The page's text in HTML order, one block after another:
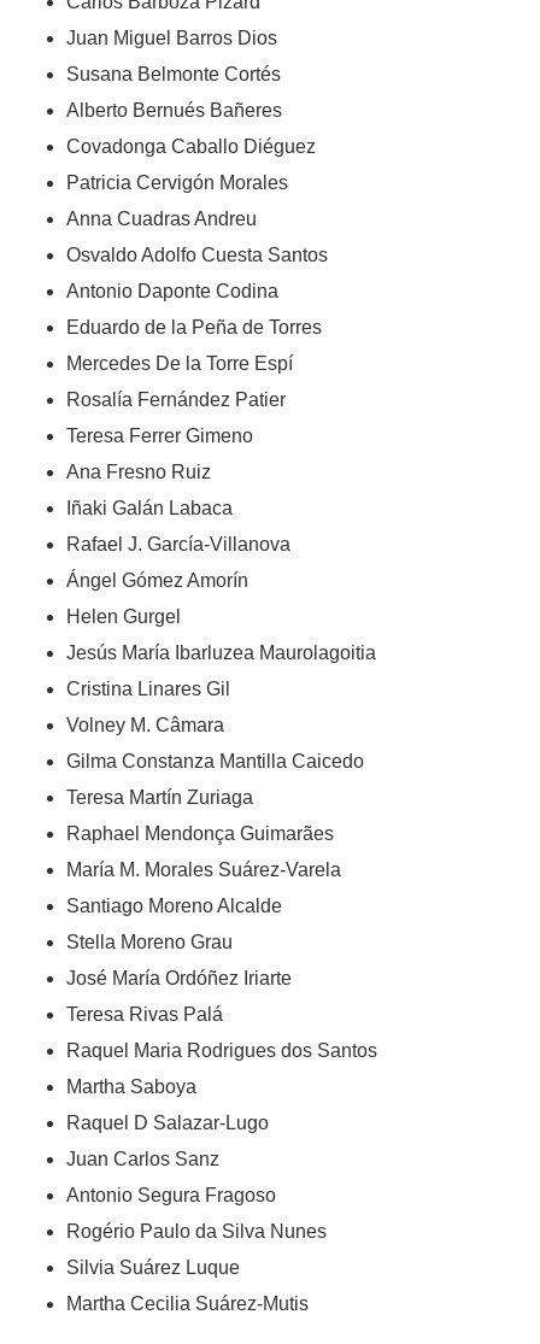
Juan Miguel Barros Dios
Susana Belmonte Cortés
Alberto Bernués Bañeres
Covadonga Caballo Diéguez
Patricia Cervigón Morales
Anna Cuadras Andreu
Osvaldo Adolfo Cuesta Santos
Antonio Daponte Codina
Eduardo de la Peña de Torres
Mercedes De la Torre Espí
Rosalía Fernández Patier
Teresa Ferrer Gimeno
Ana Fresno Ruiz
Iñaki Galán Labaca
Rafael J. García-Villanova
Ángel Gómez Amorín
Helen Gurgel
Jesús María Ibarluzea Maurolagoitia
Cristina Linares Gil
Volney M. Câmara
Gilma Constanza Mantilla Caicedo
Teresa Martín Zuriaga
Raphael Mendonça Guimarães
María M. Morales Suárez-Varela
Santiago Moreno Alcalde
Stella Moreno Grau
José María Ordóñez Iriarte
Teresa Rivas Palá
Raquel Maria Rodrigues dos Santos
Martha Saboya
Raquel D Salazar-Lugo
Juan Carlos Sanz
Antonio Segura Fragoso
Rogério Paulo da Silva Nunes
Silvia Suárez Luque
Martha Cecilia Suárez-Mutis